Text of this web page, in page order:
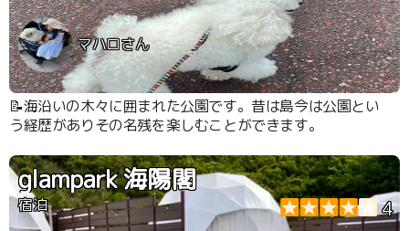
マハロさん
📝海沿いの木々に囲まれた公園です。昔は島今は公園とい
う経歴がありその名残を楽しむことができます。
glampark 海陽閣
宿泊 4